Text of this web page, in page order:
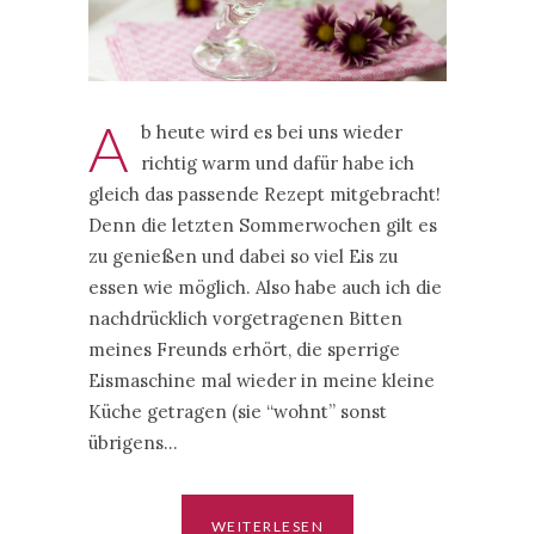
A b heute wird es bei uns wieder
richtig warm und dafür habe ich
gleich das passende Rezept mitgebracht!
Denn die letzten Sommerwochen gilt es
zu genießen und dabei so viel Eis zu
essen wie möglich. Also habe auch ich die
nachdrücklich vorgetragenen Bitten
meines Freunds erhört, die sperrige
Eismaschine mal wieder in meine kleine
Küche getragen (sie “wohnt” sonst
übrigens…
WEITERLESEN